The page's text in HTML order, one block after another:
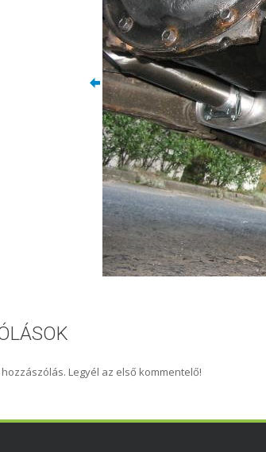
Legyél az első kommentelő!